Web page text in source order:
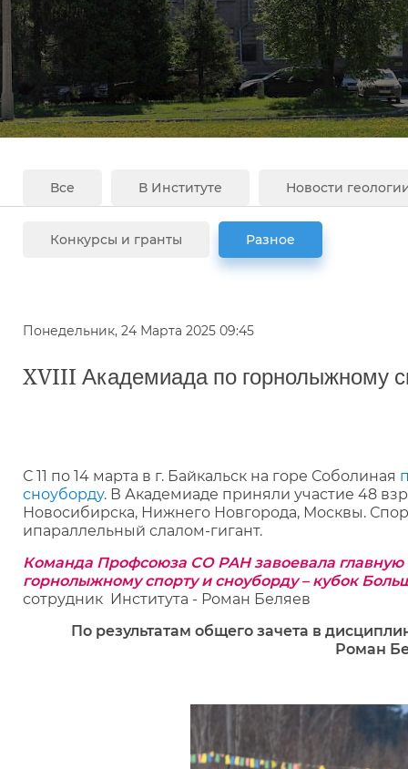
Все В Институте Новости
Конкурсы и гранты Разное
Понедельник, 24 Марта 2025 09:45
XVIII Академиада по горнолыжному
С 11 по 14 марта в г. Байкальск на горе Соболиная
сноуборду. В Академиаде приняли участие 48
Новосибирска, Нижнего Новгорода, Москвы.
ипараллельный слалом-гигант.
Команда Профсоюза СО РАН завоевала
горнолыжному спорту и сноуборду – кубок
сотрудник Института - Роман Беляев
По результатам общего зачета в
Роман